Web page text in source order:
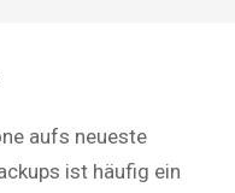
aufs neueste
ist häufig ein